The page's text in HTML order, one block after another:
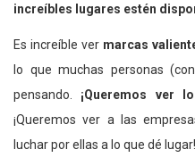
increíbles lugares estén
Es increíble ver marcas
lo que muchas personas
pensando. ¡Queremos ver
¡Queremos ver a las
luchar por ellas a lo que dé lugar!